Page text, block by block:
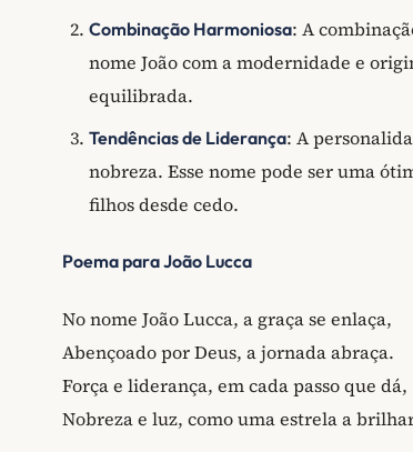
Combinação Harmoniosa: A
nome João com a modernidade e
equilibrada.
Tendências de Liderança: A
nobreza. Esse nome pode ser uma
filhos desde cedo.
Poema para João Lucca
No nome João Lucca, a graça se enlaça,
Abençoado por Deus, a jornada abraça.
Força e liderança, em cada passo que dá,
Nobreza e luz, como uma estrela a